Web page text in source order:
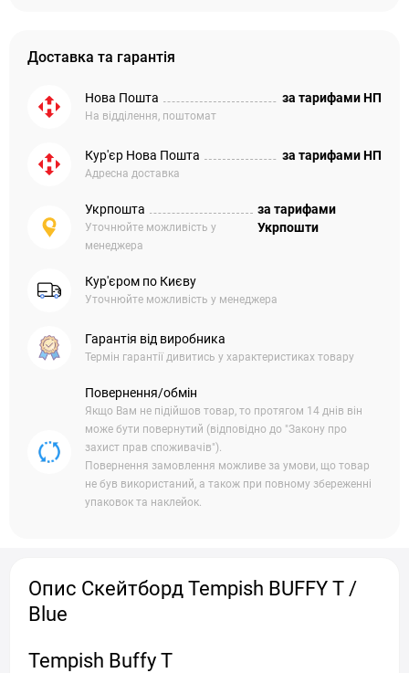
Доставка та гарантія
Нова Пошта
На відділення, поштомат
за тарифами НП
Кур'єр Нова Пошта
Адресна доставка
за тарифами НП
Укрпошта
Уточнюйте можливість у
менеджера
за тарифами
Укрпошти
Кур'єром по Києву
Уточнюйте можливість у менеджера
Гарантія від виробника
Термін гарантії дивитись у характеристиках товару
Повернення/обмін
Якщо Вам не підійшов товар, то протягом 14 днів він
може бути повернутий (відповідно до "Закону про
захист прав споживачів").
Повернення замовлення можливе за умови, що товар
не був використаний, а також при повному збереженні
упаковок та наклейок.
Опис Скейтборд Tempish BUFFY T /
Blue
Tempish Buffy T